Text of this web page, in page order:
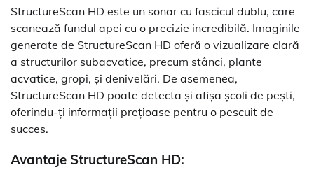
StructureScan HD este un sonar cu fascicul dublu, care
scanează fundul apei cu o precizie incredibilă. Imaginile
generate de StructureScan HD oferă o vizualizare clară
a structurilor subacvatice, precum stânci, plante
acvatice, gropi, și denivelări. De asemenea,
StructureScan HD poate detecta și afișa școli de pești,
oferindu-ți informații prețioase pentru o pescuit de
succes.
Avantaje StructureScan HD: